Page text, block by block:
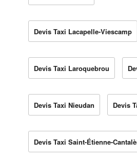
Devis Taxi Lacapelle-Viescamp
Devis Taxi Laroquebrou
Devis Taxi Nieudan Devis
Devis Taxi Saint-Étienne-